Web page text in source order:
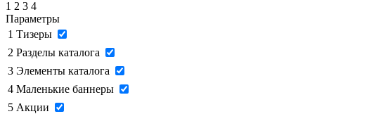
1 2 3 4
Параметры
1 Тизеры
2 Разделы каталога
3 Элементы каталога
4 Маленькие баннеры
5 Акции